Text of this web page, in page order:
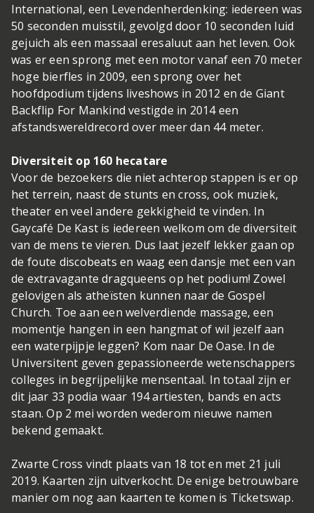
International, een Levendenherdenking: iedereen was
50 seconden muisstil, gevolgd door 10 seconden luid
gejuich als een massaal eresaluut aan het leven. Ook
was er een sprong met een motor vanaf een 70 meter
hoge bierfles in 2009, een sprong over het
hoofdpodium tijdens liveshows in 2012 en de Giant
Backflip For Mankind vestigde in 2014 een
afstandswereldrecord over meer dan 44 meter.
Diversiteit op 160 hecatare
Voor de bezoekers die niet achterop stappen is er op
het terrein, naast de stunts en cross, ook muziek,
theater en veel andere gekkigheid te vinden. In
Gaycafé De Kast is iedereen welkom om de diversiteit
van de mens te vieren. Dus laat jezelf lekker gaan op
de foute discobeats en waag een dansje met een van
de extravagante dragqueens op het podium! Zowel
gelovigen als atheïsten kunnen naar de Gospel
Church. Toe aan een welverdiende massage, een
momentje hangen in een hangmat of wil jezelf aan
een waterpijpje leggen? Kom naar De Oase. In de
Universitent geven gepassioneerde wetenschappers
colleges in begrijpelijke mensentaal. In totaal zijn er
dit jaar 33 podia waar 194 artiesten, bands en acts
staan. Op 2 mei worden wederom nieuwe namen
bekend gemaakt.
Zwarte Cross vindt plaats van 18 tot en met 21 juli
2019. Kaarten zijn uitverkocht. De enige betrouwbare
manier om nog aan kaarten te komen is Ticketswap.